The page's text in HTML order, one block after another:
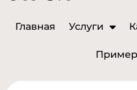
Главная Услуги